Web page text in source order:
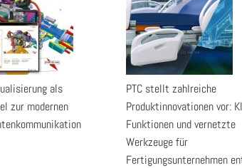
als
zur modernen
PTC stellt zahlreiche
Produktinnovationen vor:
Funktionen und vernetzte
Werkzeuge für
Fertigungsunternehmen